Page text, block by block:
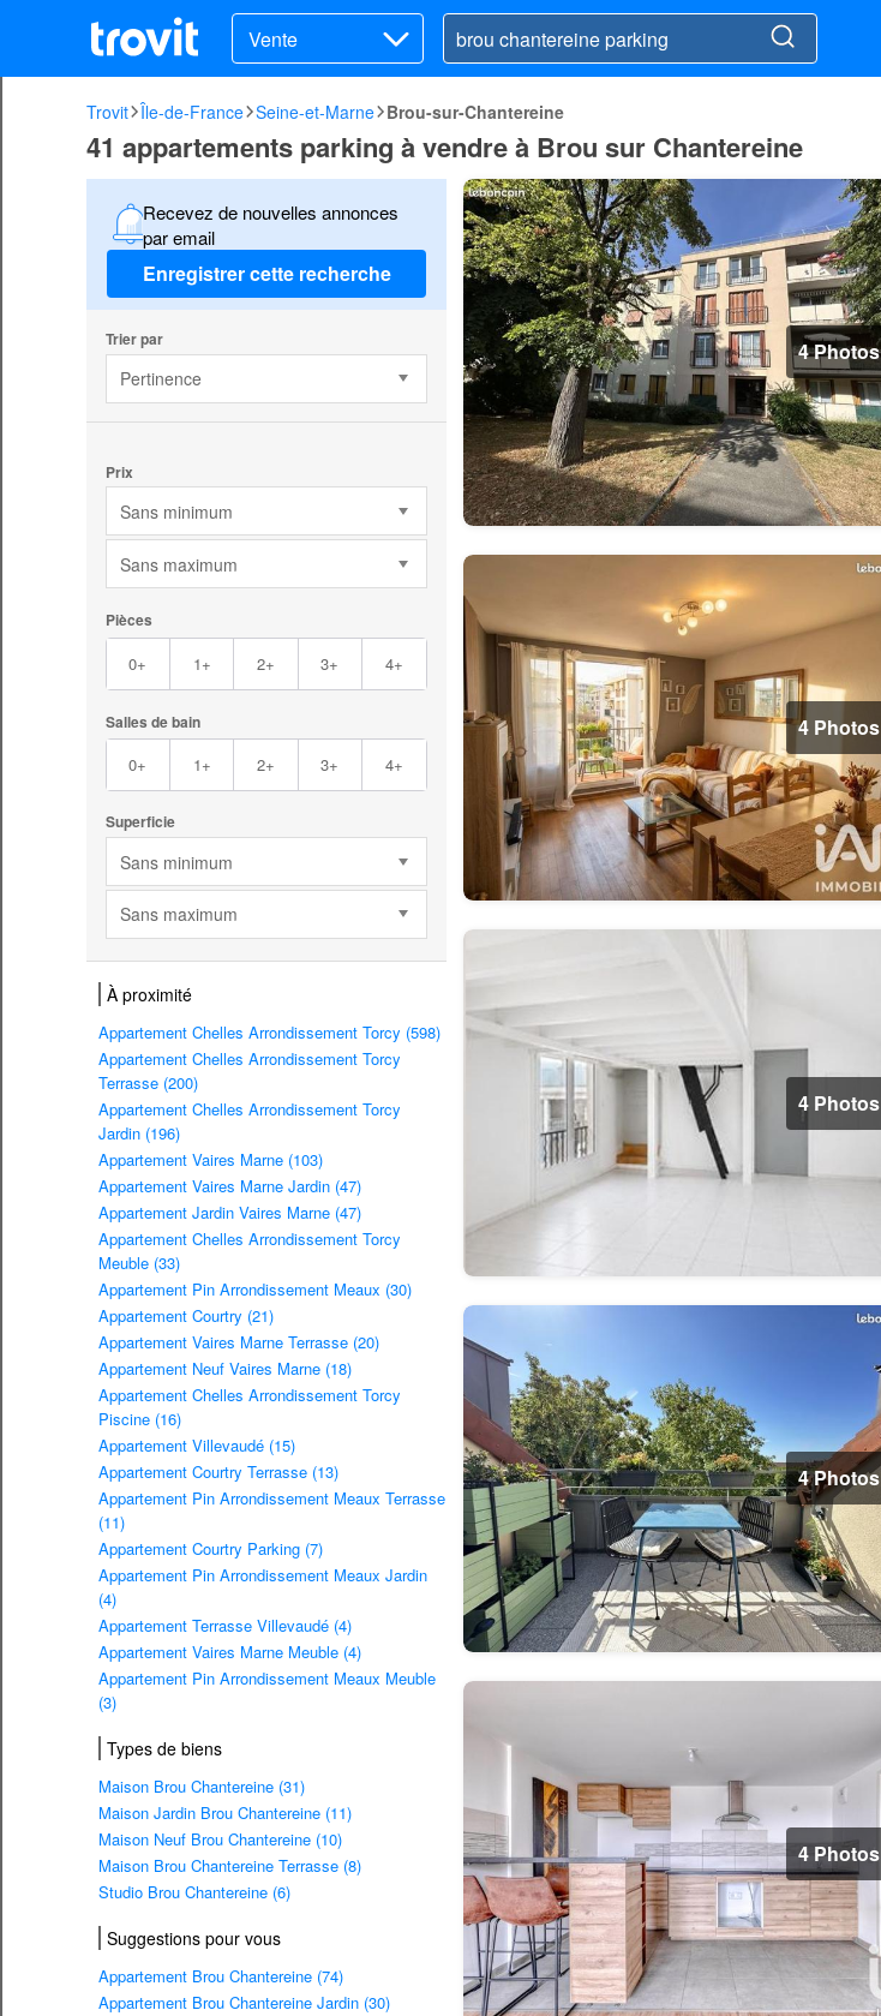
Vente
Trovit Île-de-France Seine-et-Marne Brou-sur-Chantereine
41 appartements parking à vendre à Brou sur Chantereine
Recevez de nouvelles annonces
par email
Enregistrer cette recherche
Trier par
Pertinence
Prix
Sans minimum
Sans maximum
Pièces
0+ 1+ 2+ 3+ 4+
Salles de bain
0+ 1+ 2+ 3+ 4+
Superficie
Sans minimum
Sans maximum
À proximité
Appartement Chelles Arrondissement Torcy (598)
Appartement Chelles Arrondissement Torcy
Terrasse (200)
Appartement Chelles Arrondissement Torcy
Jardin (196)
Appartement Vaires Marne (103)
Appartement Vaires Marne Jardin (47)
Appartement Jardin Vaires Marne (47)
Appartement Chelles Arrondissement Torcy
Meuble (33)
Appartement Pin Arrondissement Meaux (30)
Appartement Courtry (21)
Appartement Vaires Marne Terrasse (20)
Appartement Neuf Vaires Marne (18)
Appartement Chelles Arrondissement Torcy
Piscine (16)
Appartement Villevaudé (15)
Appartement Courtry Terrasse (13)
Appartement Pin Arrondissement Meaux Terrasse
(11)
Appartement Courtry Parking (7)
Appartement Pin Arrondissement Meaux Jardin
(4)
Appartement Terrasse Villevaudé (4)
Appartement Vaires Marne Meuble (4)
Appartement Pin Arrondissement Meaux Meuble
(3)
Types de biens
Maison Brou Chantereine (31)
Maison Jardin Brou Chantereine (11)
Maison Neuf Brou Chantereine (10)
Maison Brou Chantereine Terrasse (8)
Studio Brou Chantereine (6)
Suggestions pour vous
Appartement Brou Chantereine (74)
Appartement Brou Chantereine Jardin (30)
4 Photos
4 Photos
4 Photos
4 Photos
4 Photos